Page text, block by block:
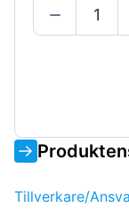
Tillverkare/